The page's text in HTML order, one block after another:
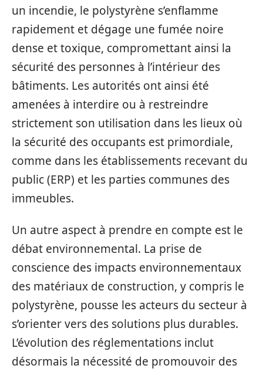
un incendie, le polystyrène s’enflamme
rapidement et dégage une fumée noire
dense et toxique, compromettant ainsi la
sécurité des personnes à l’intérieur des
bâtiments. Les autorités ont ainsi été
amenées à interdire ou à restreindre
strictement son utilisation dans les lieux où
la sécurité des occupants est primordiale,
comme dans les établissements recevant du
public (ERP) et les parties communes des
immeubles.
Un autre aspect à prendre en compte est le
débat environnemental. La prise de
conscience des impacts environnementaux
des matériaux de construction, y compris le
polystyrène, pousse les acteurs du secteur à
s’orienter vers des solutions plus durables.
L’évolution des réglementations inclut
désormais la nécessité de promouvoir des